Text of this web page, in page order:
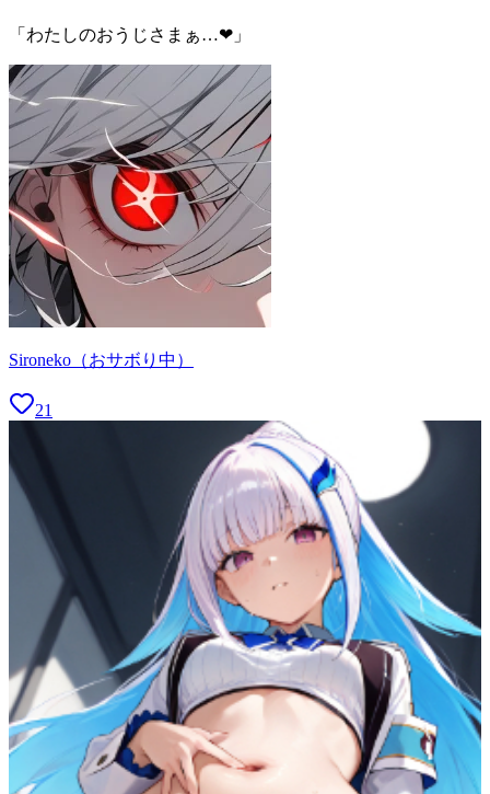
「わたしのおうじさまぁ…❤」
Sironeko（おサボり中）
21